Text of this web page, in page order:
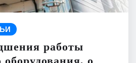
работы